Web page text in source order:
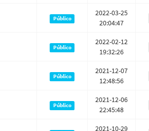
Público
2022-03-25
20:04:47
Público
2022-02-12
19:32:26
Público
2021-12-07
12:48:56
Público
2021-12-06
22:45:48
2021-10-29